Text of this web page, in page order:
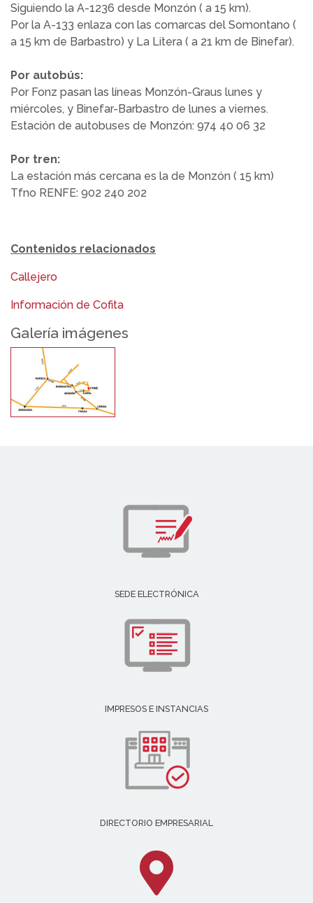
Siguiendo la A-1236 desde Monzón ( a 15 km).
Por la A-133 enlaza con las comarcas del Somontano (
a 15 km de Barbastro) y La Litera ( a 21 km de Binefar).
Por autobús:
Por Fonz pasan las líneas Monzón-Graus lunes y
miércoles, y Binefar-Barbastro de lunes a viernes.
Estación de autobuses de Monzón: 974 40 06 32
Por tren:
La estación más cercana es la de Monzón ( 15 km)
Tfno RENFE: 902 240 202
Contenidos relacionados
Callejero
Información de Cofita
Galería imágenes
SEDE ELECTRÓNICA
IMPRESOS E INSTANCIAS
DIRECTORIO EMPRESARIAL